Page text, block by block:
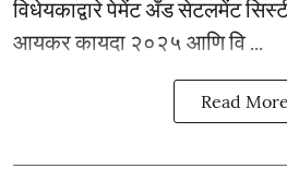
विधेयकाद्वारे पेमेंट अँड सेटलमेंट
आयकर कायदा २०२५ आणि वि ...
Read More